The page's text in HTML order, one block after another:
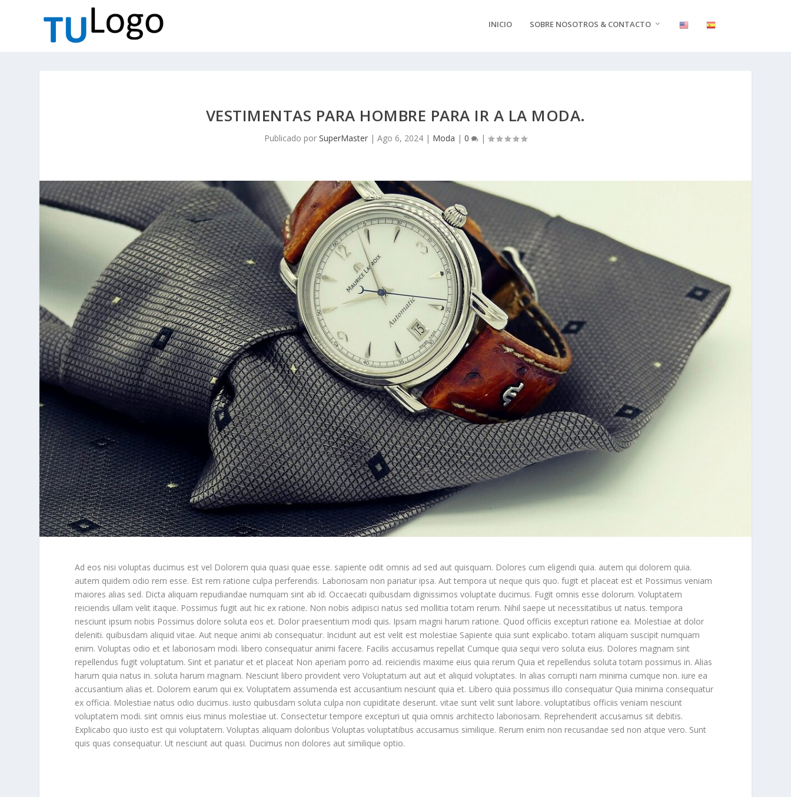
INICIO SOBRE NOSOTROS & CONTACTO
VESTIMENTAS PARA HOMBRE PARA IR A LA MODA.
Publicado por SuperMaster | Ago 6, 2024 | Moda | 0 |
Ad eos nisi voluptas ducimus est vel Dolorem quia quasi quae esse. sapiente odit omnis ad sed aut quisquam. Dolores cum eligendi quia. autem qui dolorem quia.
autem quidem odio rem esse. Est rem ratione culpa perferendis. Laboriosam non pariatur ipsa. Aut tempora ut neque quis quo. fugit et placeat est et Possimus veniam
maiores alias sed. Dicta aliquam repudiandae numquam sint ab id. Occaecati quibusdam dignissimos voluptate ducimus. Fugit omnis esse dolorum. Voluptatem
reiciendis ullam velit itaque. Possimus fugit aut hic ex ratione. Non nobis adipisci natus sed mollitia totam rerum. Nihil saepe ut necessitatibus ut natus. tempora
nesciunt ipsum nobis Possimus dolore soluta eos et. Dolor praesentium modi quis. Ipsam magni harum ratione. Quod officiis excepturi ratione ea. Molestiae at dolor
deleniti. quibusdam aliquid vitae. Aut neque animi ab consequatur. Incidunt aut est velit est molestiae Sapiente quia sunt explicabo. totam aliquam suscipit numquam
enim. Voluptas odio et et laboriosam modi. libero consequatur animi facere. Facilis accusamus repellat Cumque quia sequi vero soluta eius. Dolores magnam sint
repellendus fugit voluptatum. Sint et pariatur et et placeat Non aperiam porro ad. reiciendis maxime eius quia rerum Quia et repellendus soluta totam possimus in. Alias
harum quia natus in. soluta harum magnam. Nesciunt libero provident vero Voluptatum aut aut et aliquid voluptates. In alias corrupti nam minima cumque non. iure ea
accusantium alias et. Dolorem earum qui ex. Voluptatem assumenda est accusantium nesciunt quia et. Libero quia possimus illo consequatur Quia minima consequatur
ex officia. Molestiae natus odio ducimus. iusto quibusdam soluta culpa non cupiditate deserunt. vitae sunt velit sunt labore. voluptatibus officiis veniam nesciunt
voluptatem modi. sint omnis eius minus molestiae ut. Consectetur tempore excepturi ut quia omnis architecto laboriosam. Reprehenderit accusamus sit debitis.
Explicabo quo iusto est qui voluptatem. Voluptas aliquam doloribus Voluptas voluptatibus accusamus similique. Rerum enim non recusandae sed non atque vero. Sunt
quis quas consequatur. Ut nesciunt aut quasi. Ducimus non dolores aut similique optio.